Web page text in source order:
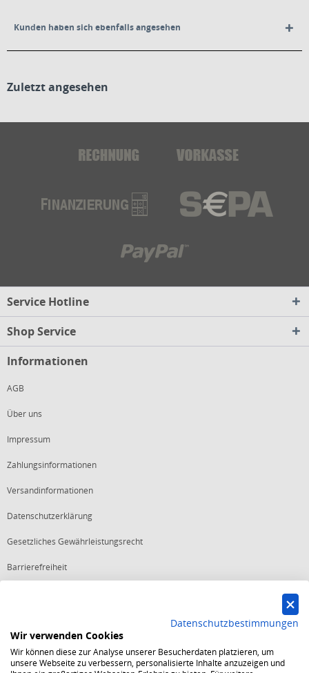
Kunden haben sich ebenfalls angesehen
Zuletzt angesehen
Service Hotline
Shop Service
Informationen
AGB
Über uns
Impressum
Zahlungsinformationen
Versandinformationen
Datenschutzerklärung
Gesetzliches Gewährleistungsrecht
Barrierefreiheit
Starker Service
Shops mit dem Excellent Shop Award stehen seit mehr als 5,
10, 15 oder 20 Jahren für ein sicheres und angenehmes
Datenschutzbestimmungen
Wir verwenden Cookies
Wir können diese zur Analyse unserer Besucherdaten platzieren, um
unsere Webseite zu verbessern, personalisierte Inhalte anzuzeigen und